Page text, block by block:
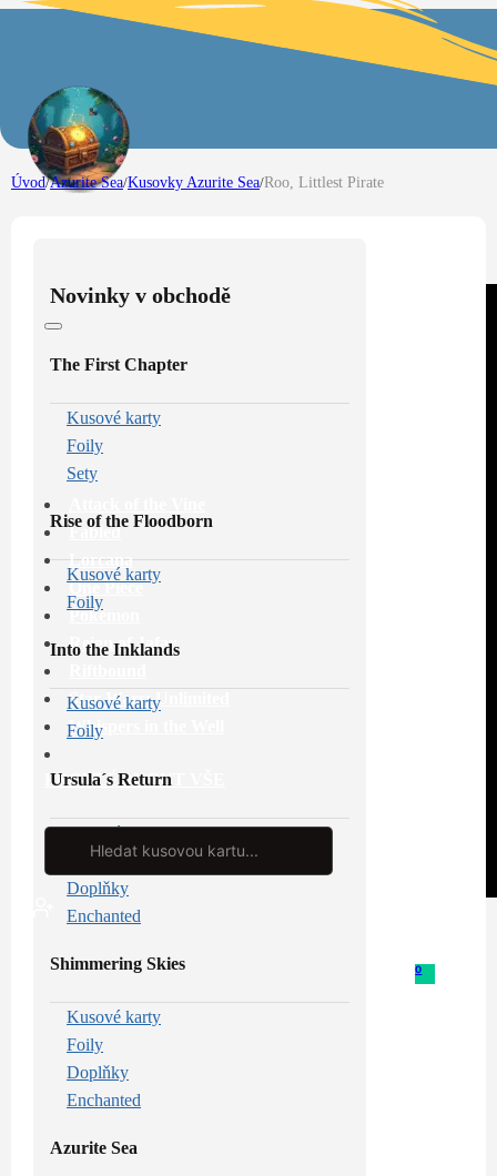
Fabled
Lorcana
One Piece
Pokémon
Reign of Jafar
Star Wars: Unlimited
Whispers in the Well
PROHLÉDNOUT VŠE
Search
0
Úvod/Azurite Sea/Kusovky Azurite Sea/Roo, Littlest Pirate
Novinky v obchodě
The First Chapter
Kusové karty
Foily
Sety
Rise of the Floodborn
Kusové karty
Foily
Into the Inklands
Kusové karty
Foily
Ursula´s Return
Kusové karty
Foily
Doplňky
Enchanted
Shimmering Skies
Kusové karty
Foily
Doplňky
Enchanted
Azurite Sea